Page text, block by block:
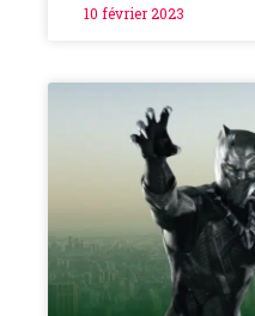
10 février 2023